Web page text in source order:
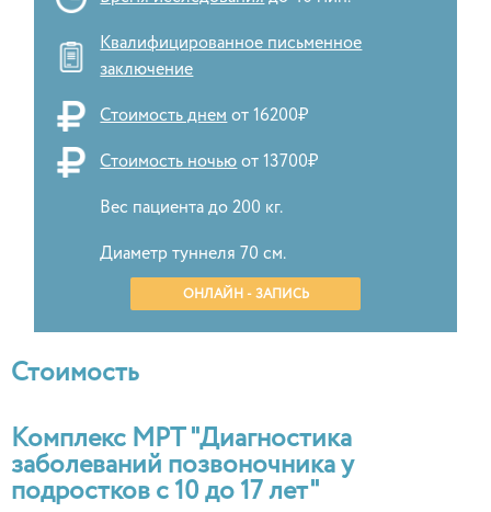
Квалифицированное письменное
заключение
Стоимость днем от 16200₽
Стоимость ночью от 13700₽
Вес пациента до 200 кг.
Диаметр туннеля 70 см.
ОНЛАЙН - ЗАПИСЬ
Стоимость
Комплекс МРТ "Диагностика
заболеваний позвоночника у
подростков с 10 до 17 лет"